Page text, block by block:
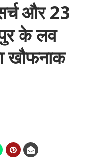
और 23
के लव
खौफनाक